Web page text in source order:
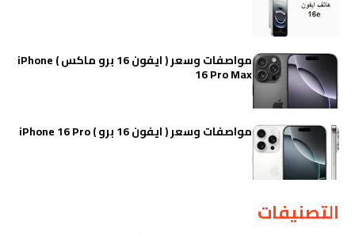
مواصفات وسعر ( ايفون 16 برو ماكس ) iPhone
16 Pro Max
مواصفات وسعر ( ايفون 16 برو ) iPhone 16 Pro
التصنيفات